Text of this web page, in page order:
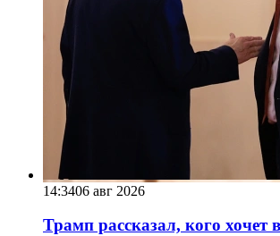
14:3406 авг 2026
Трамп рассказал, кого хочет